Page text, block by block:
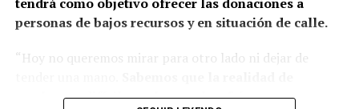
“Las políticas culturales son muy importantes”, apunta
el coreógrafo posadeño al considerar que siempre fue el
Estado el que garantizó las seguridad laboral a los
personas de bajos recursos y en situación de calle.
“Hoy no queremos mirar para otro lado ni dejar de
muchos es difícil, que hay noches frías, mesas